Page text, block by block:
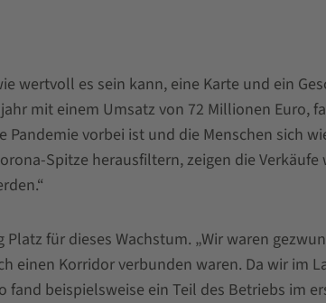
wertvoll es sein kann, eine Karte und ein
mit einem Umsatz von 72 Millionen Euro,
vorbei ist und die Menschen sich
Spitze herausfiltern, zeigen die
für dieses Wachstum. „Wir waren
einen Korridor verbunden waren. Da wir im
beispielsweise ein Teil des Betriebs im